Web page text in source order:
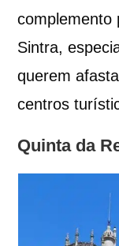
complemento
Sintra,
querem
centros
Quinta da